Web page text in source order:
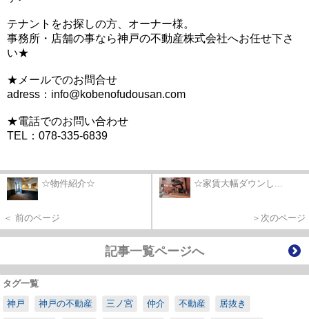
テナントをお探しの方、オーナー様。
事務所・店舗の事なら神戸の不動産株式会社へお任せ下さ
い★
★メールでのお問合せ
adress：info@kobenofudousan.com
★電話でのお問い合わせ
TEL：078-335-6839
☆物件紹介☆
＜ 前のページ
☆家賃大幅ダウンし...
＞次のページ
記事一覧ページへ
タグ一覧
神戸
神戸の不動産 三ノ宮 仲介 不動産 居抜き